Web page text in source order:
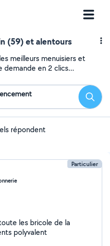
(59) et alentours
meilleurs menuisiers et
demande en 2 clics...
répondent
Particulier
les bricole de la
polyvalent